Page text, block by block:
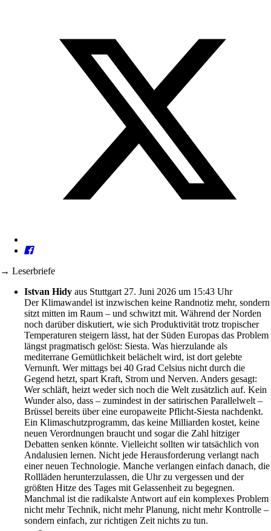
→ Leserbriefe
Istvan Hidy aus Stuttgart 27. Juni 2026 um 15:43 Uhr
Der Klimawandel ist inzwischen keine Randnotiz mehr, sondern
sitzt mitten im Raum – und schwitzt mit. Während der Norden
noch darüber diskutiert, wie sich Produktivität trotz tropischer
Temperaturen steigern lässt, hat der Süden Europas das Problem
längst pragmatisch gelöst: Siesta. Was hierzulande als
mediterrane Gemütlichkeit belächelt wird, ist dort gelebte
Vernunft. Wer mittags bei 40 Grad Celsius nicht durch die
Gegend hetzt, spart Kraft, Strom und Nerven. Anders gesagt:
Wer schläft, heizt weder sich noch die Welt zusätzlich auf. Kein
Wunder also, dass – zumindest in der satirischen Parallelwelt –
Brüssel bereits über eine europaweite Pflicht-Siesta nachdenkt.
Ein Klimaschutzprogramm, das keine Milliarden kostet, keine
neuen Verordnungen braucht und sogar die Zahl hitziger
Debatten senken könnte. Vielleicht sollten wir tatsächlich von
Andalusien lernen. Nicht jede Herausforderung verlangt nach
einer neuen Technologie. Manche verlangen einfach danach, die
Rollläden herunterzulassen, die Uhr zu vergessen und der
größten Hitze des Tages mit Gelassenheit zu begegnen.
Manchmal ist die radikalste Antwort auf ein komplexes Problem
nicht mehr Technik, nicht mehr Planung, nicht mehr Kontrolle –
sondern einfach, zur richtigen Zeit nichts zu tun.